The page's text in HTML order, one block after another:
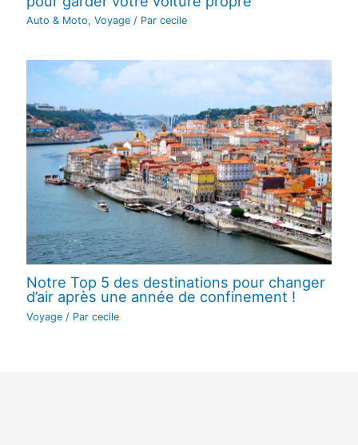
Auto & Moto, Voyage/ Par cecile
Notre Top 5 des destinations pour changer
d’air après une année de confinement !
Voyage/ Par cecile